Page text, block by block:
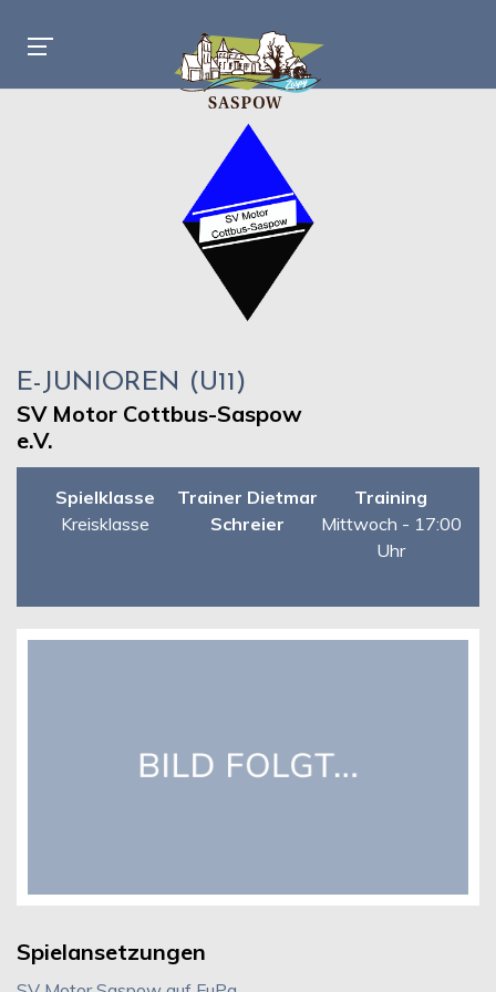
E-JUNIOREN (U11)
SV Motor Cottbus-Saspow
e.V.
Spielklasse
Kreisklasse
Trainer Dietmar
Schreier
Training
Mittwoch - 17:00
Uhr
Spielansetzungen